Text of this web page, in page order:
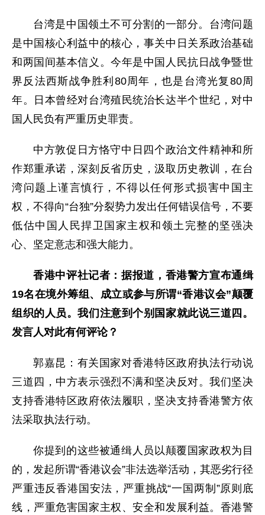
台湾是中国领土不可分割的一部分。台湾问题
是中国核心利益中的核心，事关中日关系政治基础
和两国间基本信义。今年是中国人民抗日战争暨世
界反法西斯战争胜利80周年，也是台湾光复80周
年。日本曾经对台湾殖民统治长达半个世纪，对中
国人民负有严重历史罪责。
中方敦促日方恪守中日四个政治文件精神和所
作郑重承诺，深刻反省历史，汲取历史教训，在台
湾问题上谨言慎行，不得以任何形式损害中国主
权，不得向“台独”分裂势力发出任何错误信号，不要
低估中国人民捍卫国家主权和领土完整的坚强决
心、坚定意志和强大能力。
香港中评社记者：据报道，香港警方宣布通缉
19名在境外筹组、成立或参与所谓“香港议会”颠覆
组织的人员。我们注意到个别国家就此说三道四。
发言人对此有何评论？
郭嘉昆：有关国家对香港特区政府执法行动说
三道四，中方表示强烈不满和坚决反对。我们坚决
支持香港特区政府依法履职，坚决支持香港警方依
法采取执法行动。
你提到的这些被通缉人员以颠覆国家政权为目
的，发起所谓“香港议会”非法选举活动，其恶劣行径
严重违反香港国安法，严重挑战“一国两制”原则底
线，严重危害国家主权、安全和发展利益。香港警